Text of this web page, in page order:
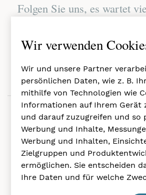
Folgen Sie uns, es wartet
Facebook
Schloss Ambras
Schlossstraße 20
6020 Innsbruck
+43 1 525 24 – 4802
Wir verwenden
Wir und unsere Partner
persönlichen Daten, wie z. B.
mithilfe von Technologien wie
Informationen auf Ihrem Gerät
und darauf zuzugreifen und so
Werbung und Inhalte,
Werbung und Inhalten,
Zielgruppen und
ermöglichen. Sie entscheiden
Ihre Daten und für welche